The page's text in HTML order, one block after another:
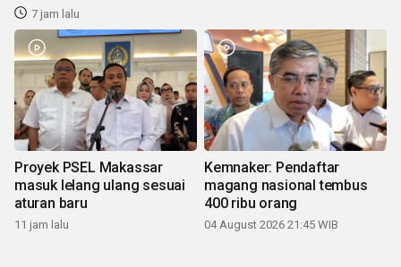
7 jam lalu
Proyek PSEL Makassar
masuk lelang ulang sesuai
aturan baru
11 jam lalu
Kemnaker: Pendaftar
magang nasional tembus
400 ribu orang
04 August 2026 21:45 WIB